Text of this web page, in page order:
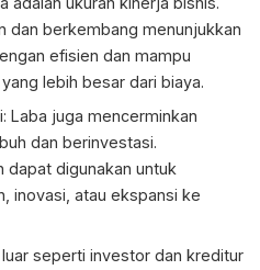
dan berkembang menunjukkan
efisien dan mampu
lebih besar dari biaya.
Laba juga mencerminkan
dan berinvestasi.
dapat digunakan untuk
inovasi, atau ekspansi ke
seperti investor dan kreditur